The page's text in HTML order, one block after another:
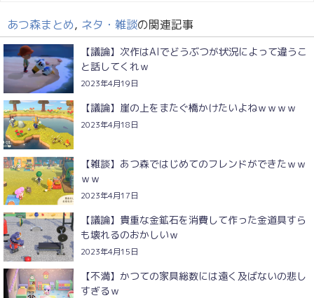
あつ森まとめ, ネタ・雑談の関連記事
【議論】次作はAIでどうぶつが状況によって違うこ
と話してくれｗ
2023年4月19日
【議論】崖の上をまたぐ橋かけたいよねｗｗｗｗ
2023年4月18日
【雑談】あつ森ではじめてのフレンドができたｗｗ
ｗｗ
2023年4月17日
【議論】貴重な金鉱石を消費して作った金道具すら
も壊れるのおかしいｗ
2023年4月15日
【不満】かつての家具総数には遠く及ばないの悲し
すぎるｗ